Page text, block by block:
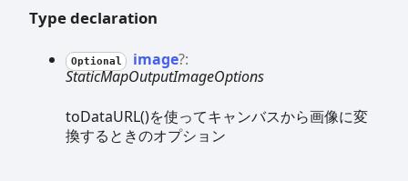
Type declaration
Optional image?:
StaticMapOutputImageOptions
toDataURL()を使ってキャンバスから画像に変
換するときのオプション